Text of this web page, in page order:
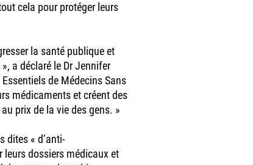
cela pour protéger leurs
la santé publique et
a déclaré le Dr Jennifer
de Médecins Sans
médicaments et créent des
prix de la vie des gens. »
dites « d’anti-
leurs dossiers médicaux et